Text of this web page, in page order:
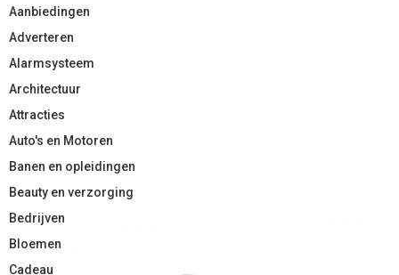
Aanbiedingen
Adverteren
Alarmsysteem
Architectuur
Attracties
Auto's en Motoren
Banen en opleidingen
Beauty en verzorging
Bedrijven
Bloemen
Cadeau